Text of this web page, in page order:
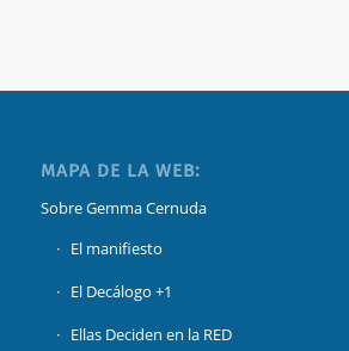
MAPA DE LA WEB:
Sobre Gemma Cernuda
El manifiesto
El Decálogo +1
Ellas Deciden en la RED